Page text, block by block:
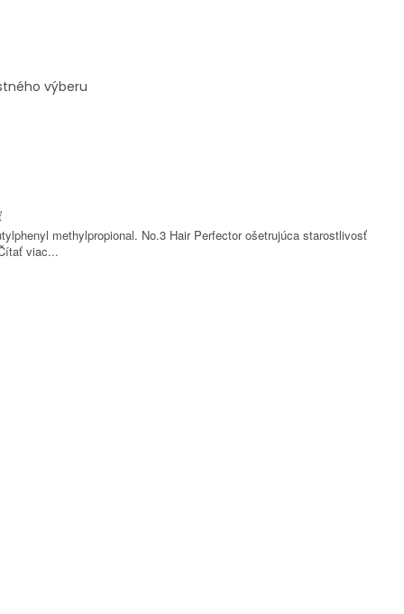
výberu
methylpropional. No.3 Hair Perfector ošetrujúca starostlivosť
viac...